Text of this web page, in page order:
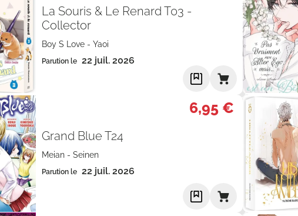
La Souris & Le Renard T03 -
Collector
Boy S Love - Yaoi
Parution le 22 juil. 2026
6,95 €
Grand Blue T24
Meian - Seinen
Parution le 22 juil. 2026